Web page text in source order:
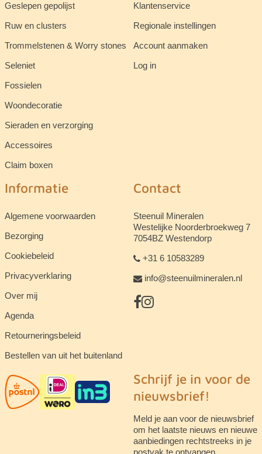
Geslepen gepolijst
Ruw en clusters
Trommelstenen & Worry stones
Seleniet
Fossielen
Woondecoratie
Sieraden en verzorging
Accessoires
Claim boxen
Klantenservice
Regionale instellingen
Account aanmaken
Log in
Informatie
Algemene voorwaarden
Bezorging
Cookiebeleid
Privacyverklaring
Over mij
Agenda
Retourneringsbeleid
Bestellen van uit het buitenland
Schrijf je in voor de
nieuwsbrief!
Meld je aan voor de nieuwsbrief
om het laatste nieuws en nieuwe
aanbiedingen rechtstreeks in je
postvak te ontvangen.
Contact
Steenuil Mineralen
Westelijke Noorderbroekweg 7
7054BZ Westendorp
+31 6 10583289
info@steenuilmineralen.nl